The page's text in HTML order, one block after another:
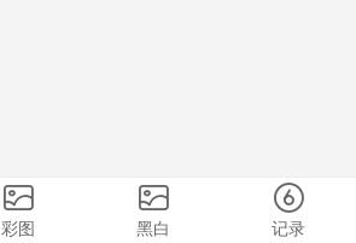
彩图 黑白 记录